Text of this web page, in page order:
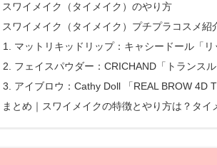
スワイメイク（タイメイク）のやり方
スワイメイク（タイメイク）プチプラコスメ紹
マットリキッドリップ：キャシードール「
フェイスパウダー：CRICHAND「トランスル
アイブロウ：Cathy Doll 「REAL BROW 4D
まとめ｜スワイメイクの特徴とやり方は？タイ